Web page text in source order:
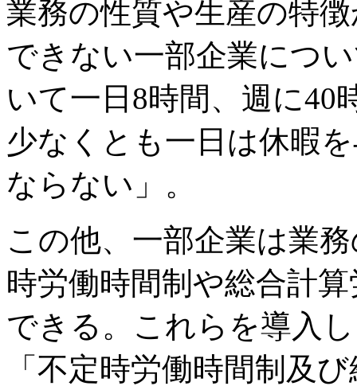
業務の性質や生産の特
できない一部企業につ
いて一日8時間、週に40
少なくとも一日は休暇
ならない」。
この他、一部企業は業
時労働時間制や総合計
できる。これらを導入
「不定時労働時間制及